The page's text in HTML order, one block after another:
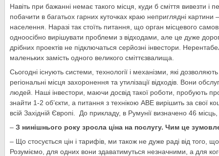
Навіть при бажанні немає такого місця, куди б сміття вивезти
побачити в багатьох гарних куточках краю неприглядні картини –
населення. Наразі так стоїть питання, що орган місцевого
одноосібно вирішувати проблеми з відходами, але це дуже
дрібних проектів не підключаться серйозні інвестори.
маленьких замість одного великого сміттєзвалища.
Сьогодні існують системи, технології і механізми, які
регіональні місця захоронення та утилізації відходів. Вони
людей. Наші інвестори, маючи досвід такої роботи, пробують
знайти 1-2 об’єкти, а питання з технікою АВЕ вирішить за свої
всій Західній Європі. До прикладу, в Румунії визначено 46
– З нинішнього року зросла ціна на послугу. Чим це
– Що стосується цін і тарифів, ми також не дуже раді від того,
Розуміємо, для одних вони здаватимуться незначними, а для